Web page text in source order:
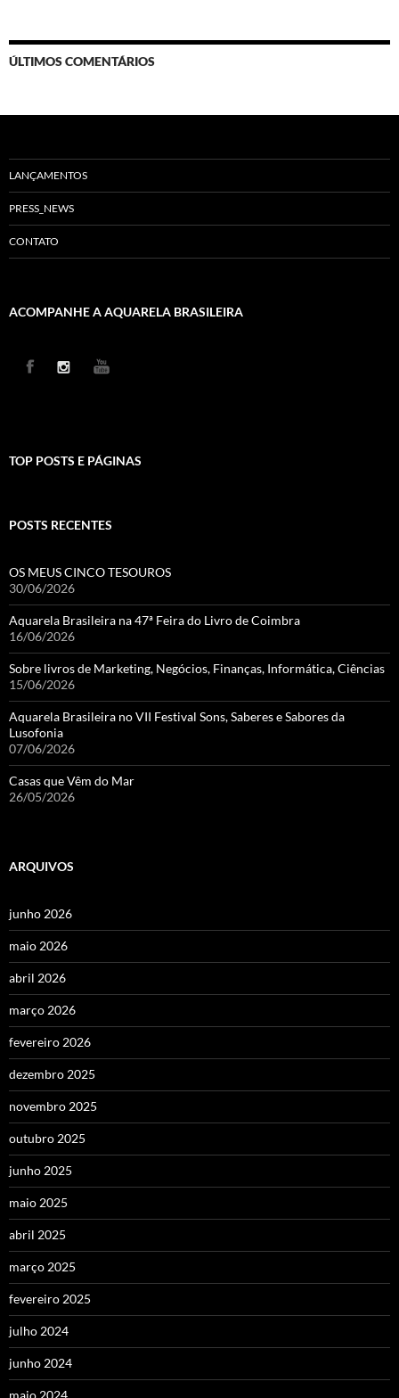
ÚLTIMOS COMENTÁRIOS
LANÇAMENTOS
PRESS_NEWS
CONTATO
ACOMPANHE A AQUARELA BRASILEIRA
TOP POSTS E PÁGINAS
POSTS RECENTES
OS MEUS CINCO TESOUROS
30/06/2026
Aquarela Brasileira na 47ª Feira do Livro de Coimbra
16/06/2026
Sobre livros de Marketing, Negócios, Finanças, Informática, Ciências
15/06/2026
Aquarela Brasileira no VII Festival Sons, Saberes e Sabores da
Lusofonia
07/06/2026
Casas que Vêm do Mar
26/05/2026
ARQUIVOS
junho 2026
maio 2026
abril 2026
março 2026
fevereiro 2026
dezembro 2025
novembro 2025
outubro 2025
junho 2025
maio 2025
abril 2025
março 2025
fevereiro 2025
julho 2024
junho 2024
maio 2024